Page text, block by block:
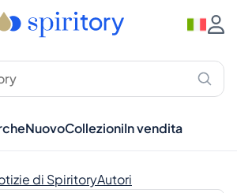
NuovoCollezioniIn vendita
di SpiritoryAutori